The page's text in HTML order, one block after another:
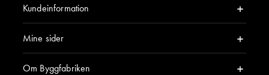
Kundeinformation
Mine sider
Om Byggfabriken